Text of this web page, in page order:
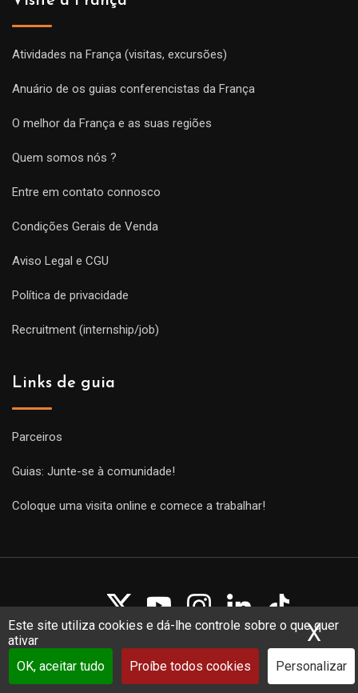
Este site utiliza cookies e dá-lhe controle sobre o que quer
ativar
OK, aceitar tudo
Proíbe todos cookies Personalizar
X
Atividades na França (visitas, excursões)
Anuário de os guias conferencistas da França
O melhor da França e as suas regiões
Quem somos nós ?
Entre em contato connosco
Condições Gerais de Venda
Aviso Legal e CGU
Política de privacidade
Recruitment (internship/job)
Links de guia
Parceiros
Guias: Junte-se à comunidade!
Coloque uma visita online e comece a trabalhar!
Copyright Guides 2021. Tous droits réservés.
Développement
web sur mesurepar iSoluce